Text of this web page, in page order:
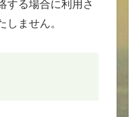
する場合に利用さ
ません。